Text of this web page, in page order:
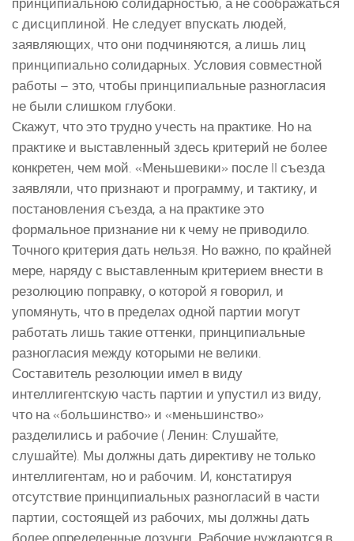
с дисциплиной. Не следует впускать людей,
заявляющих, что они подчиняются, а лишь лиц
принципиально солидарных. Условия совместной
работы – это, чтобы принципиальные разногласия
не были слишком глубоки.
Скажут, что это трудно учесть на практике. Но на
практике и выставленный здесь критерий не более
конкретен, чем мой. «Меньшевики» после II съезда
заявляли, что признают и программу, и тактику, и
постановления съезда, а на практике это
формальное признание ни к чему не приводило.
Точного критерия дать нельзя. Но важно, по крайней
мере, наряду с выставленным критерием внести в
резолюцию поправку, о которой я говорил, и
упомянуть, что в пределах одной партии могут
работать лишь такие оттенки, принципиальные
разногласия между которыми не велики.
Составитель резолюции имел в виду
интеллигентскую часть партии и упустил из виду,
что на «большинство» и «меньшинство»
разделились и рабочие ( Ленин: Слушайте,
слушайте). Мы должны дать директиву не только
интеллигентам, но и рабочим. И, констатируя
отсутствие принципиальных разногласий в части
партии, состоящей из рабочих, мы должны дать
более определенные лозунги. Рабочие нуждаются в